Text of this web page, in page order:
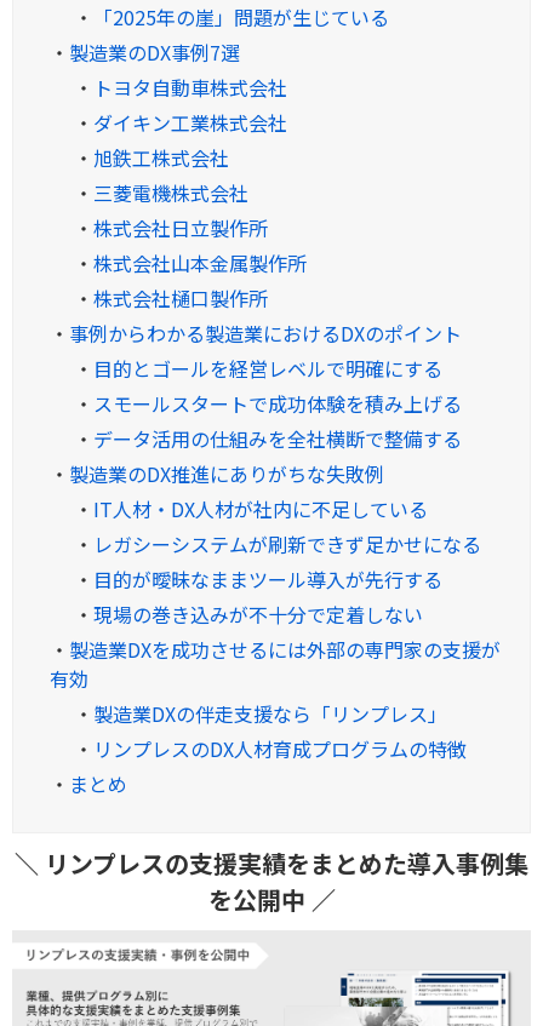
・
「2025年の崖」問題が生じている
・ 製造業のDX事例7選
・ トヨタ自動車株式会社
・ ダイキン工業株式会社
・ 旭鉄工株式会社
・ 三菱電機株式会社
・ 株式会社日立製作所
・ 株式会社山本金属製作所
・ 株式会社樋口製作所
・ 事例からわかる製造業におけるDXのポイント
・ 目的とゴールを経営レベルで明確にする
・ スモールスタートで成功体験を積み上げる
・ データ活用の仕組みを全社横断で整備する
・ 製造業のDX推進にありがちな失敗例
・ IT人材・DX人材が社内に不足している
・ レガシーシステムが刷新できず足かせになる
・ 目的が曖昧なままツール導入が先行する
・ 現場の巻き込みが不十分で定着しない
・ 製造業DXを成功させるには外部の専門家の支援が
有効
・ 製造業DXの伴走支援なら「リンプレス」
・ リンプレスのDX人材育成プログラムの特徴
・ まとめ
＼ リンプレスの支援実績をまとめた導入事例集
を公開中 ／